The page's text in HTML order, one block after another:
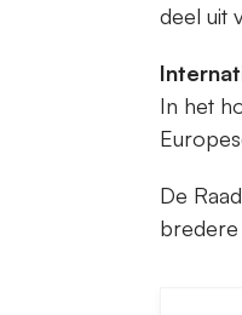
deel uit
In het
De
bredere